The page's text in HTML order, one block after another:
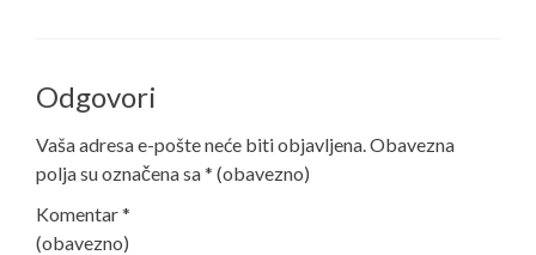
Odgovori
Vaša adresa e-pošte neće biti objavljena.Obavezna
polja su označena sa* (obavezno)
Komentar*
(obavezno)